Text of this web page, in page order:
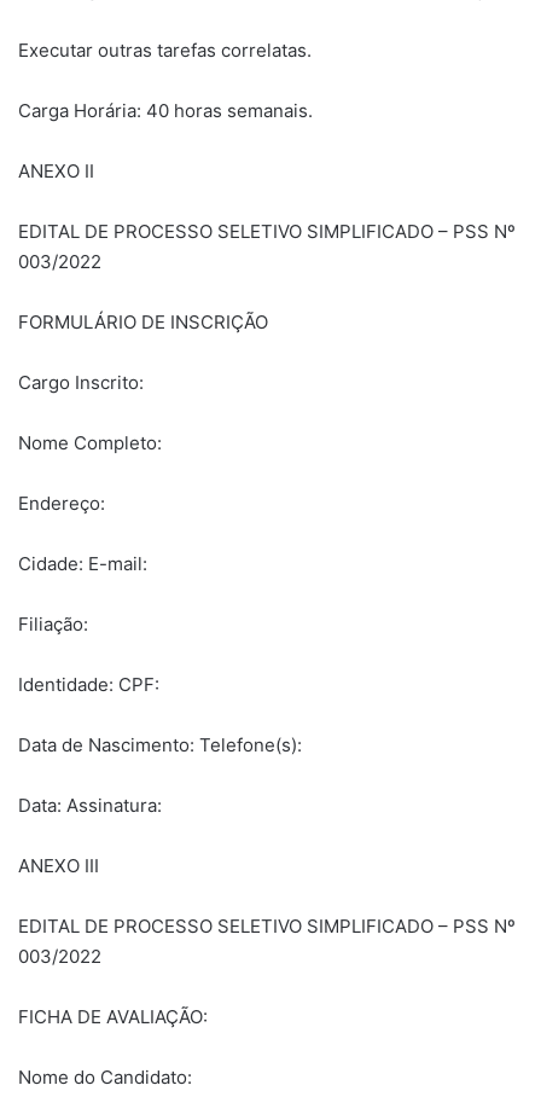
Executar outras tarefas correlatas.
Carga Horária: 40 horas semanais.
ANEXO II
EDITAL DE PROCESSO SELETIVO SIMPLIFICADO – PSS Nº
003/2022
FORMULÁRIO DE INSCRIÇÃO
Cargo Inscrito:
Nome Completo:
Endereço:
Cidade: E-mail:
Filiação:
Identidade: CPF:
Data de Nascimento: Telefone(s):
Data: Assinatura:
ANEXO III
EDITAL DE PROCESSO SELETIVO SIMPLIFICADO – PSS Nº
003/2022
FICHA DE AVALIAÇÃO:
Nome do Candidato: